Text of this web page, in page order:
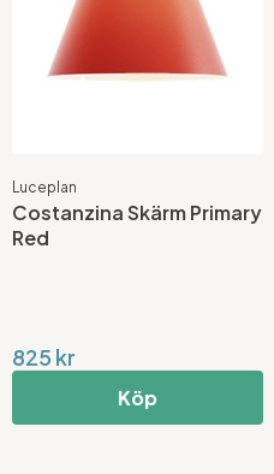
Luceplan
Costanzina Skärm Primary
Red
825 kr
Köp